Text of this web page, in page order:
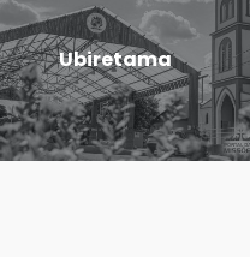
Ubiretama